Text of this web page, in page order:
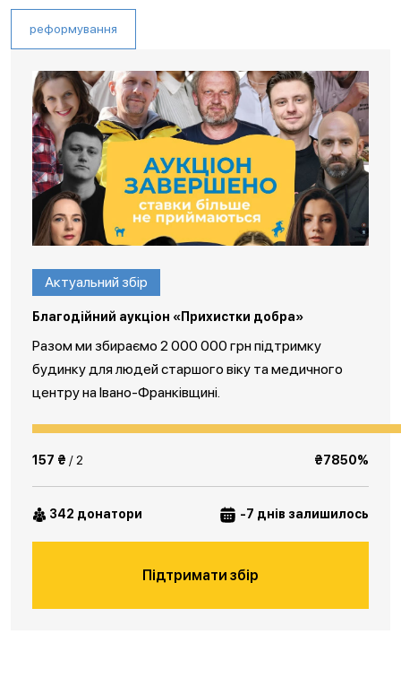
реформування
Актуальний збір
Благодійний аукціон «Прихистки добра»
Разом ми збираємо 2 000 000 грн підтримку
будинку для людей старшого віку та медичного
центру на Івано-Франківщині.
157 ₴ / 2 ₴7850%
342 донатори -7 днів залишилось
Підтримати збір